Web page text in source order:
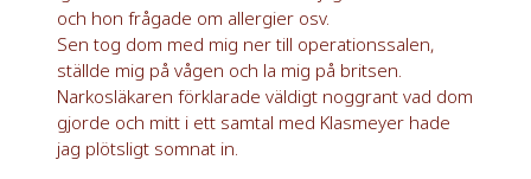
och hon frågade om allergier osv.
Sen tog dom med mig ner till operationssalen,
ställde mig på vågen och la mig på britsen.
Narkosläkaren förklarade väldigt noggrant vad dom
gjorde och mitt i ett samtal med Klasmeyer hade
jag plötsligt somnat in.